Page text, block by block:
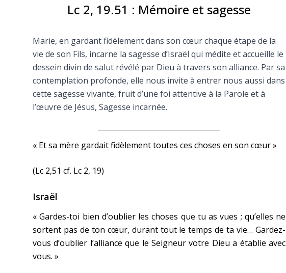
avec Marie
Lc 2, 19.51 : Mémoire et sagesse
Marie, en gardant fidèlement dans son cœur chaque étape de la
vie de son Fils, incarne la sagesse d’Israël qui médite et accueille le
dessein divin de salut révélé par Dieu à travers son alliance. Par sa
contemplation profonde, elle nous invite à entrer nous aussi dans
cette sagesse vivante, fruit d’une foi attentive à la Parole et à
l’œuvre de Jésus, Sagesse incarnée.
« Et sa mère gardait fidèlement toutes ces choses en son cœur »
(Lc 2,51 cf. Lc 2, 19)
Israël
« Gardes-toi bien d’oublier les choses que tu as vues ; qu’elles ne
sortent pas de ton cœur, durant tout le temps de ta vie… Gardez-
vous d’oublier l’alliance que le Seigneur votre Dieu a établie avec
vous. »